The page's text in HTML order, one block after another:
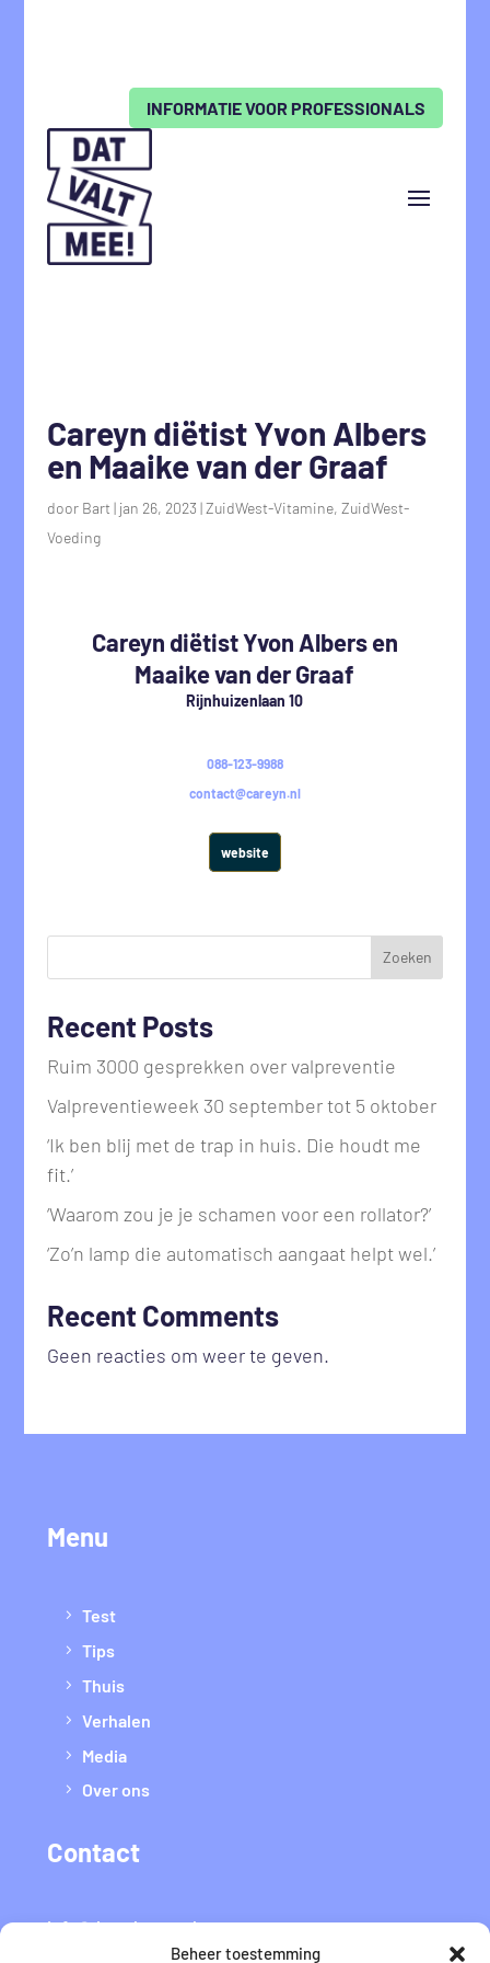
Beheer toestemming
INFORMATIE VOOR PROFESSIONALS
Careyn diëtist Yvon Albers
en Maaike van der Graaf
door Bart | jan 26, 2023 |ZuidWest-Vitamine, ZuidWest-
Voeding
Careyn diëtist Yvon Albers en
Maaike van der Graaf
Rijnhuizenlaan 10
088-123-9988
contact@careyn.nl
website
Zoeken
Recent Posts
Ruim 3000 gesprekken over valpreventie
Valpreventieweek 30 september tot 5 oktober
‘Ik ben blij met de trap in huis. Die houdt me
fit.’
‘Waarom zou je je schamen voor een rollator?’
‘Zo’n lamp die automatisch aangaat helpt wel.’
Recent Comments
Geen reacties om weer te geven.
Menu
Test
Tips
Thuis
Verhalen
Media
Over ons
Contact
info@datvaltmee.nl